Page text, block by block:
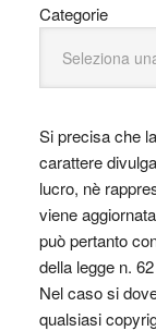
Categorie
Si precisa che
carattere
lucro, nè
viene
può pertanto
della legge n.
Nel caso si
qualsiasi